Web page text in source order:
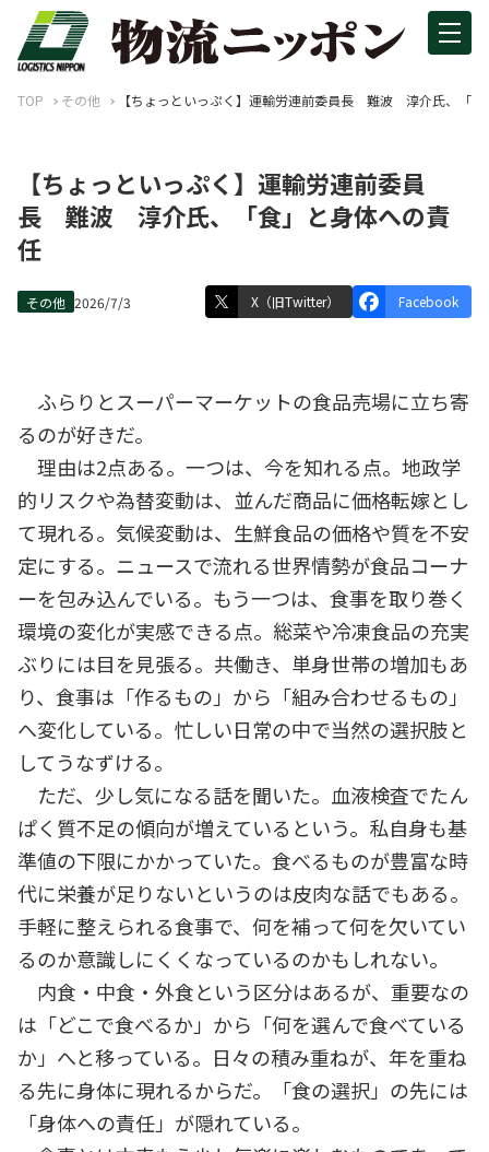
TOP その他 【ちょっといっぷく】運輸労連前委員長 難波 淳介氏、「食
【ちょっといっぷく】運輸労連前委員
長 難波 淳介氏、「食」と身体への責
任
その他 2026/7/3 X（旧Twitter） Facebook
ふらりとスーパーマーケットの食品売場に立ち寄
るのが好きだ。
理由は2点ある。一つは、今を知れる点。地政学
的リスクや為替変動は、並んだ商品に価格転嫁とし
て現れる。気候変動は、生鮮食品の価格や質を不安
定にする。ニュースで流れる世界情勢が食品コーナ
ーを包み込んでいる。もう一つは、食事を取り巻く
環境の変化が実感できる点。総菜や冷凍食品の充実
ぶりには目を見張る。共働き、単身世帯の増加もあ
り、食事は「作るもの」から「組み合わせるもの」
へ変化している。忙しい日常の中で当然の選択肢と
してうなずける。
ただ、少し気になる話を聞いた。血液検査でたん
ぱく質不足の傾向が増えているという。私自身も基
準値の下限にかかっていた。食べるものが豊富な時
代に栄養が足りないというのは皮肉な話でもある。
手軽に整えられる食事で、何を補って何を欠いてい
るのか意識しにくくなっているのかもしれない。
内食・中食・外食という区分はあるが、重要なの
は「どこで食べるか」から「何を選んで食べている
か」へと移っている。日々の積み重ねが、年を重ね
る先に身体に現れるからだ。「食の選択」の先には
「身体への責任」が隠れている。